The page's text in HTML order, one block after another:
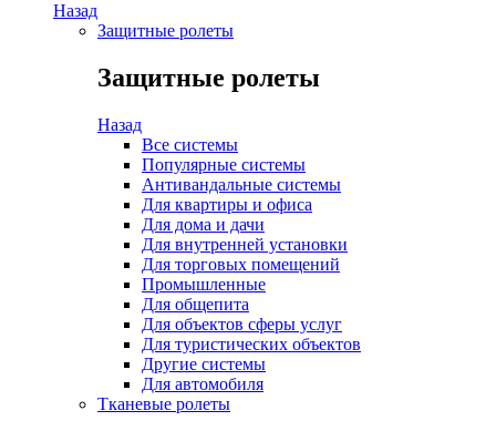
Назад
Защитные ролеты
Защитные ролеты
Назад
Все системы
Популярные системы
Антивандальные системы
Для квартиры и офиса
Для дома и дачи
Для внутренней установки
Для торговых помещений
Промышленные
Для общепита
Для объектов сферы услуг
Для туристических объектов
Другие системы
Для автомобиля
Тканевые ролеты